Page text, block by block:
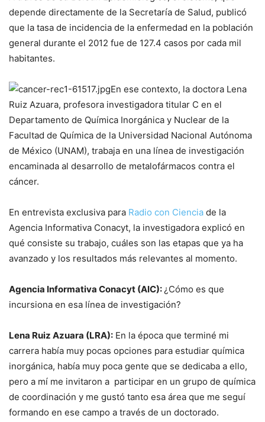
depende directamente de la Secretaría de Salud, publicó
que la tasa de incidencia de la enfermedad en la población
general durante el 2012 fue de 127.4 casos por cada mil
habitantes.
En ese contexto, la doctora Lena
Ruiz Azuara, profesora investigadora titular C en el
Departamento de Química Inorgánica y Nuclear de la
Facultad de Química de la Universidad Nacional Autónoma
de México (UNAM), trabaja en una línea de investigación
encaminada al desarrollo de metalofármacos contra el
cáncer.
En entrevista exclusiva para Radio con Ciencia de la
Agencia Informativa Conacyt, la investigadora explicó en
qué consiste su trabajo, cuáles son las etapas que ya ha
avanzado y los resultados más relevantes al momento.
Agencia Informativa Conacyt (AIC):¿Cómo es que
incursiona en esa línea de investigación?
Lena Ruiz Azuara (LRA): En la época que terminé mi
carrera había muy pocas opciones para estudiar química
inorgánica, había muy poca gente que se dedicaba a ello,
pero a mí me invitaron a participar en un grupo de química
de coordinación y me gustó tanto esa área que me seguí
formando en ese campo a través de un doctorado.